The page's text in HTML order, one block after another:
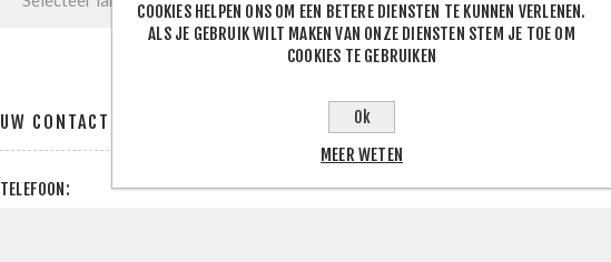
UW CONTACT INFORMATIE
TELEFOON:
COOKIES HELPEN ONS OM EEN BETERE DIENSTEN TE KUNNEN VERLENEN.
ALS JE GEBRUIK WILT MAKEN VAN ONZE DIENSTEN STEM JE TOE OM
COOKIES TE GEBRUIKEN
Ok
MEER WETEN